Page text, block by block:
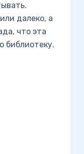
далеко, а
что эта
библиотеку.